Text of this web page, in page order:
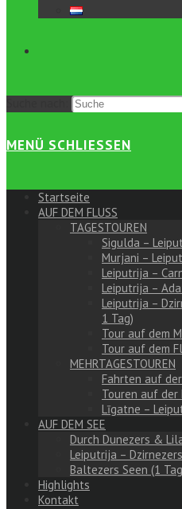
MENÜ SCHLIESSEN
Startseite
AUF DEM FLUSS
TAGESTOUREN
Sigulda –
Murjani –
Leiputrija –
Leiputrija –
Leiputrija –
1 Tag)
Tour auf dem
Tour auf dem
MEHRTAGESTOUREN
Fahrten auf
Touren auf der
Līgatne –
AUF DEM SEE
Durch Dunezers &
Leiputrija –
Baltezers Seen (1
Highlights
Kontakt